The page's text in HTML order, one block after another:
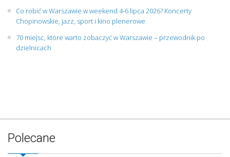
Co robić w Warszawie w weekend 4-6 lipca 2026? Koncerty
Chopinowskie, jazz, sport i kino plenerowe
70 miejsc, które warto zobaczyć w Warszawie – przewodnik po
dzielnicach
Polecane